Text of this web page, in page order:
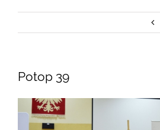
Potop 39
Pokaż
większy